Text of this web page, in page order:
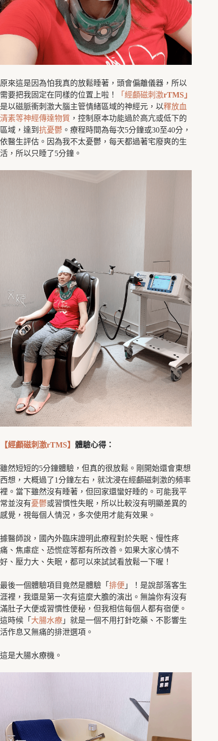
原來這是因為怕我真的放鬆睡著，頭會偏離儀器，所以
需要把我固定在同樣的位置上啦！
「經顱磁刺激rTMS 」
是以磁脈衝刺激大腦主管情緒區域的神經元，以釋放血
清素等神經傳達物質 ，控制原本功能過於高亢或低下的
區域，達到 抗憂鬱 。療程時間為每次5分鐘或30至40分，
依醫生評估。因為我不太憂鬱，每天都過著宅廢爽的生
活，所以只睡了5分鐘。
【經顱磁刺激rTMS】 體驗心得：
雖然短短的5分鐘體驗，但真的很放鬆。剛開始還會東想
西想，大概過了1分鐘左右，就沈浸在經顱磁刺激的頻率
裡。當下雖然沒有睡著，但回家還蠻好睡的。可能我平
常並沒有憂鬱或習慣性失眠，所以比較沒有明顯差異的
感覺，視每個人情況，多次使用才能有效果。
據醫師說，國內外臨床證明此療程對於失眠、慢性疼
痛、焦慮症、恐慌症等都有所改善。如果大家心情不
好、壓力大、失眠，都可以來試試看放鬆一下喔！
最後一個體驗項目竟然是體驗「 排便 」！是說部落客生
涯裡，我還是第一次有這麼大膽的演出。無論你有沒有
滿肚子大便或習慣性便秘，但我相信每個人都有宿便。
這時候「 大腸水療 」就是一個不用打針吃藥、不影響生
活作息又無痛的排泄選項。
這是大腸水療機。